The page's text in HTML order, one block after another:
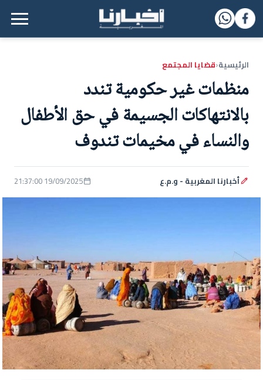
القائمة الرئيسية
الرئيسية‹قضايا المجتمع
منظمات غير حكومية تندد
بالانتهاكات الجسيمة في حق الأطفال
والنساء في مخيمات تندوف
أخبارنا المغربية - و.م.ع 19/09/2025 21:37:00